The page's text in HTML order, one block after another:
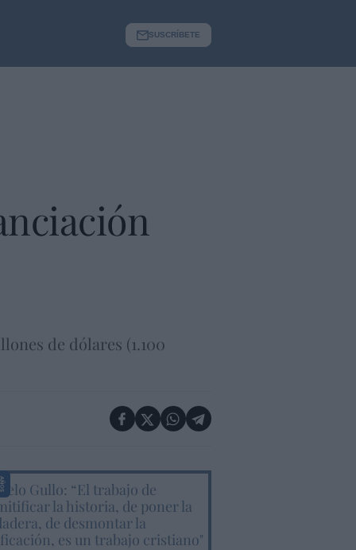
SUSCRÍBETE
de dólares (1.100
Gullo: “El trabajo de
la historia, de poner la
de desmontar la
es un trabajo cristiano"